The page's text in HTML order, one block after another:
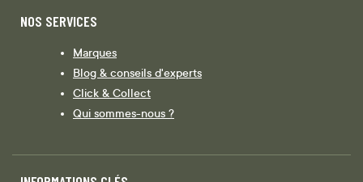
NOS SERVICES
Marques
Blog & conseils d'experts
Click & Collect
Qui sommes-nous ?